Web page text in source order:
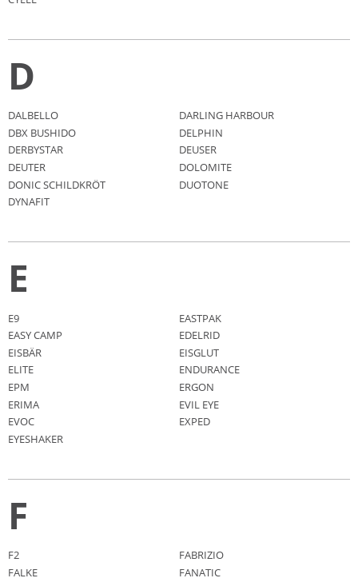
D
DALBELLO
DARLING HARBOUR
DBX BUSHIDO
DELPHIN
DERBYSTAR
DEUSER
DEUTER
DOLOMITE
DONIC SCHILDKRÖT
DUOTONE
DYNAFIT
E
E9
EASTPAK
EASY CAMP
EDELRID
EISBÄR
EISGLUT
ELITE
ENDURANCE
EPM
ERGON
ERIMA
EVIL EYE
EVOC
EXPED
EYESHAKER
F
F2
FABRIZIO
FALKE
FANATIC